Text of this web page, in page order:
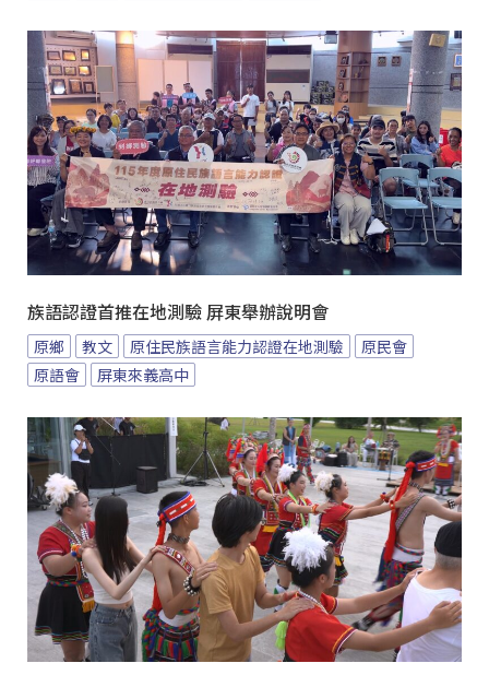
族語認證首推在地測驗 屏東舉辦說明會
原鄉 教文 原住民族語言能力認證在地測驗
原民會
原語會
屏東來義高中